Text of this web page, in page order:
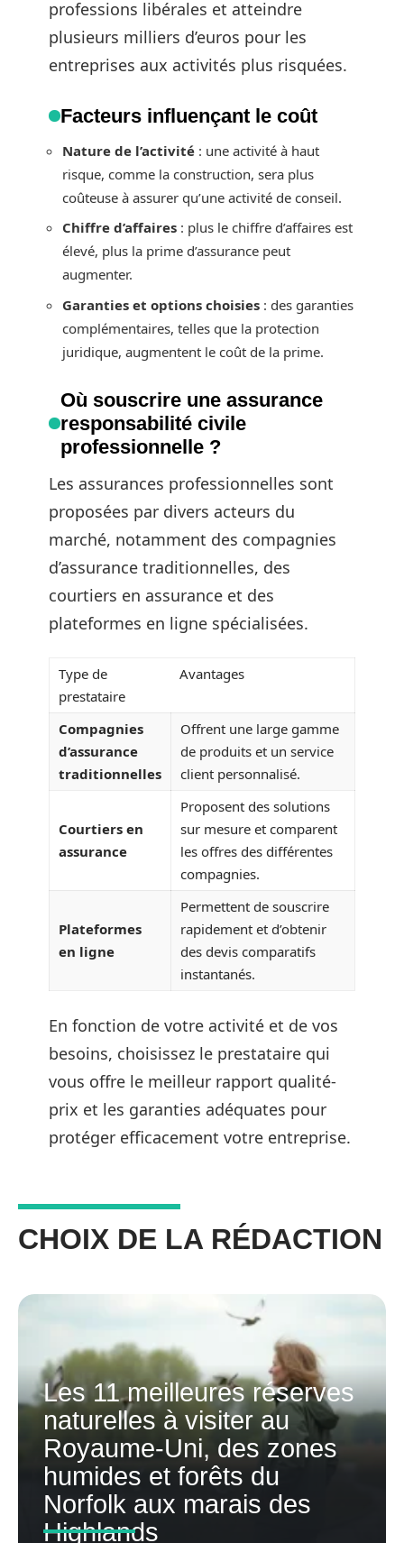
professions libérales et atteindre
plusieurs milliers d’euros pour les
entreprises aux activités plus risquées.
Facteurs influençant le coût
Nature de l’activité : une activité à haut
risque, comme la construction, sera plus
coûteuse à assurer qu’une activité de conseil.
Chiffre d’affaires : plus le chiffre d’affaires est
élevé, plus la prime d’assurance peut
augmenter.
Garanties et options choisies : des garanties
complémentaires, telles que la protection
juridique, augmentent le coût de la prime.
Où souscrire une assurance
responsabilité civile
professionnelle ?
Les assurances professionnelles sont
proposées par divers acteurs du
marché, notamment des compagnies
d’assurance traditionnelles, des
courtiers en assurance et des
plateformes en ligne spécialisées.
Type de
prestataire
Avantages
Compagnies
d’assurance
traditionnelles
Offrent une large gamme
de produits et un service
client personnalisé.
Courtiers en
assurance
Proposent des solutions
sur mesure et comparent
les offres des différentes
compagnies.
Plateformes
en ligne
Permettent de souscrire
rapidement et d’obtenir
des devis comparatifs
instantanés.
En fonction de votre activité et de vos
besoins, choisissez le prestataire qui
vous offre le meilleur rapport qualité-
prix et les garanties adéquates pour
protéger efficacement votre entreprise.
CHOIX DE LA RÉDACTION
Les 11 meilleures réserves
naturelles à visiter au
Royaume-Uni, des zones
humides et forêts du
Norfolk aux marais des
Highlands